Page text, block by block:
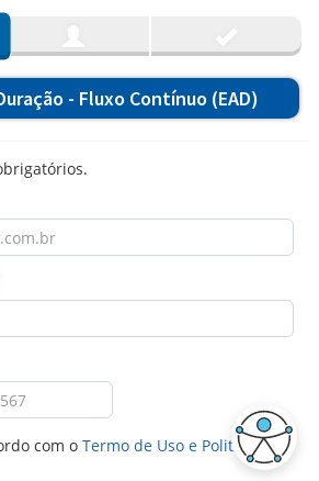
- Fluxo Contínuo (EAD)
com o Termo de Uso e Politica de